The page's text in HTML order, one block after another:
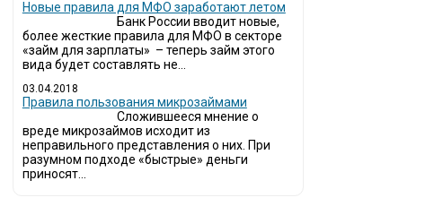
Новые правила для МФО заработают летом
Банк России вводит новые,
более жесткие правила для МФО в секторе
«займ для зарплаты» – теперь займ этого
вида будет составлять не...
03.04.2018
​Правила пользования микрозаймами
Сложившееся мнение о
вреде микрозаймов исходит из
неправильного представления о них. При
разумном подходе «быстрые» деньги
приносят...